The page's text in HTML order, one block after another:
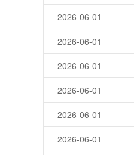
2026-06-01
2026-06-01
2026-06-01
2026-06-01
2026-06-01
2026-06-01